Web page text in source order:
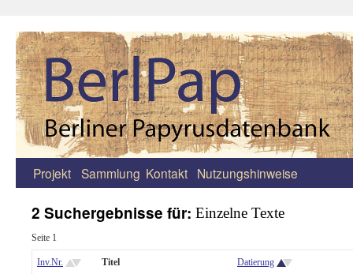
Zum
springen
Projekt Sammlung Kontakt Nutzungshinweise
2 Suchergebnisse für: Einzelne Texte
Seite 1
Inv.Nr. Titel Datierung